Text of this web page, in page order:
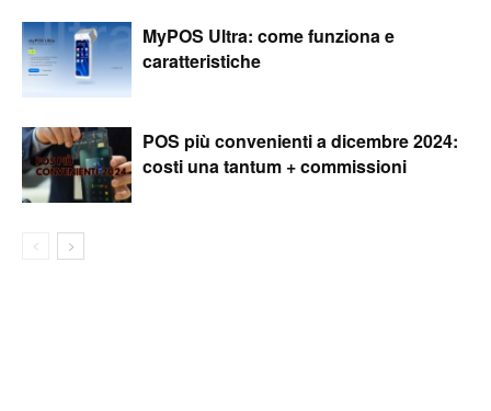
MyPOS Ultra: come funziona e
caratteristiche
POS più convenienti a dicembre 2024:
costi una tantum + commissioni